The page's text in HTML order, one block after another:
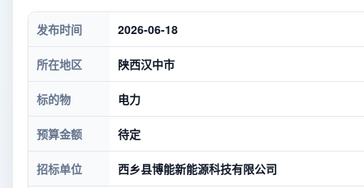
发布时间 2026-06-18
所在地区 陕西汉中市
标的物 电力
预算金额 待定
招标单位 西乡县博能新能源科技有限公司